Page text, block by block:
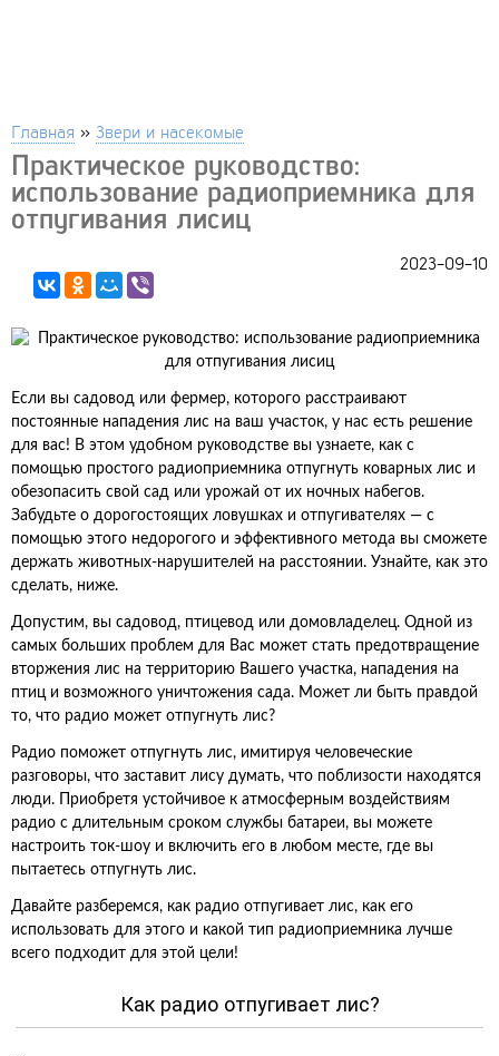
Главная » Звери и насекомые
Практическое руководство:
использование радиоприемника для
отпугивания лисиц
2023-09-10
Если вы садовод или фермер, которого расстраивают
постоянные нападения лис на ваш участок, у нас есть решение
для вас! В этом удобном руководстве вы узнаете, как с
помощью простого радиоприемника отпугнуть коварных лис и
обезопасить свой сад или урожай от их ночных набегов.
Забудьте о дорогостоящих ловушках и отпугивателях — с
помощью этого недорогого и эффективного метода вы сможете
держать животных-нарушителей на расстоянии. Узнайте, как это
сделать, ниже.
Допустим, вы садовод, птицевод или домовладелец. Одной из
самых больших проблем для Вас может стать предотвращение
вторжения лис на территорию Вашего участка, нападения на
птиц и возможного уничтожения сада. Может ли быть правдой
то, что радио может отпугнуть лис?
Радио поможет отпугнуть лис, имитируя человеческие
разговоры, что заставит лису думать, что поблизости находятся
люди. Приобретя устойчивое к атмосферным воздействиям
радио с длительным сроком службы батареи, вы можете
настроить ток-шоу и включить его в любом месте, где вы
пытаетесь отпугнуть лис.
Давайте разберемся, как радио отпугивает лис, как его
использовать для этого и какой тип радиоприемника лучше
всего подходит для этой цели!
Как радио отпугивает лис?